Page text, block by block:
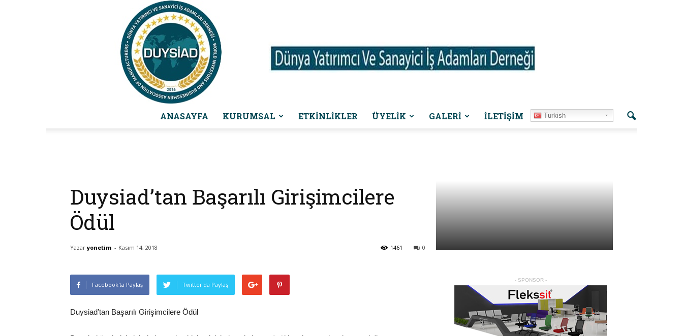
Yatırımcı
ANASAYFA KURUMSAL ETKINLIKLER ÜYELİK GALERİ İLETIŞIM Turkish
Duysiad’tan Başarılı Girişimcilere
Ödül
Yazaryonetim - Kasım 14, 2018 0
1461
Facebook'ta Paylaş Twitter'da Paylaş
Duysiad’tan Başarılı Girişimcilere Ödül
- SPONSOR -